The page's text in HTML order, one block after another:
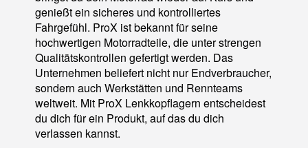
genießt ein sicheres und kontrolliertes
Fahrgefühl. ProX ist bekannt für seine
hochwertigen Motorradteile, die unter strengen
Qualitätskontrollen gefertigt werden. Das
Unternehmen beliefert nicht nur Endverbraucher,
sondern auch Werkstätten und Rennteams
weltweit. Mit ProX Lenkkopflagern entscheidest
du dich für ein Produkt, auf das du dich
verlassen kannst.